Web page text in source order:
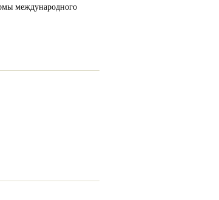
международного